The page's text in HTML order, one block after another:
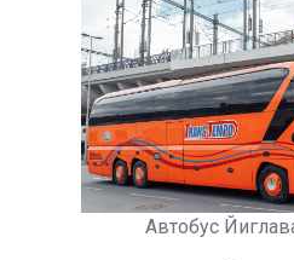
Автобус